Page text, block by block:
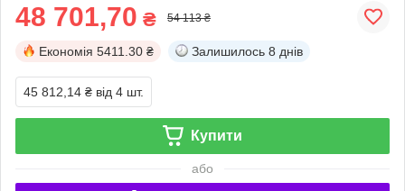
48 701,70 ₴ 54 113 ₴
Економія 5411.30 ₴ Залишилось 8 днів
45 812,14 ₴ від 4 шт.
Купити
або